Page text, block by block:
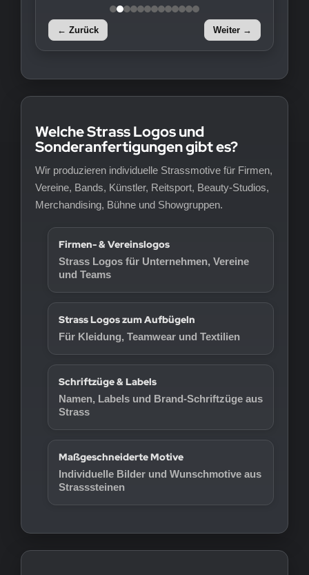
← Zurück Weiter →
Welche Strass Logos und
Sonderanfertigungen gibt es?
Wir produzieren individuelle Strassmotive für Firmen,
Vereine, Bands, Künstler, Reitsport, Beauty-Studios,
Merchandising, Bühne und Showgruppen.
Firmen- & Vereinslogos
Strass Logos für Unternehmen, Vereine
und Teams
Strass Logos zum Aufbügeln
Für Kleidung, Teamwear und Textilien
Schriftzüge & Labels
Namen, Labels und Brand-Schriftzüge aus
Strass
Maßgeschneiderte Motive
Individuelle Bilder und Wunschmotive aus
Strasssteinen